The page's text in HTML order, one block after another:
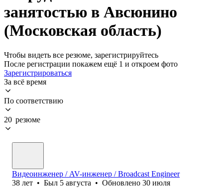
занятостью в Авсюнино
(Московская область)
Чтобы видеть все резюме, зарегистрируйтесь
После регистрации покажем ещё 1 и откроем фото
Зарегистрироваться
За всё время
По соответствию
20 резюме
Видеоинженер / AV-инженер / Broadcast Engineer
38 лет • Был 5 августа • Обновлено 30 июля